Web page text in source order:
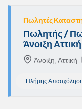
Πωλητές
Πωλητής /
Άνοιξη Αττική
Άνοιξη, Αττική
Πλήρης